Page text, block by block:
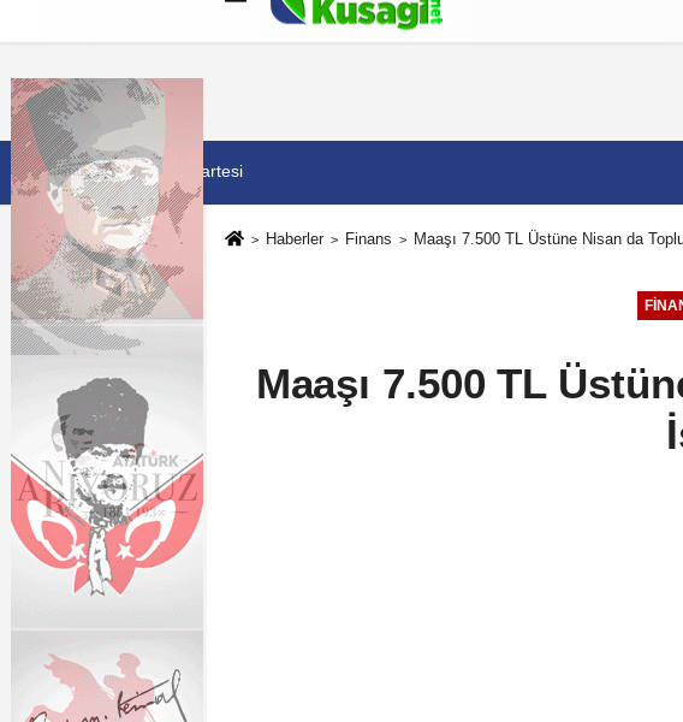
Künye İletişim Çerez Politikası
8 Ağustos 2026, Cumartesi
Haberler Finans Maaşı 7.500 TL Üstüne Nisan da
Maaşı 7.500 TL